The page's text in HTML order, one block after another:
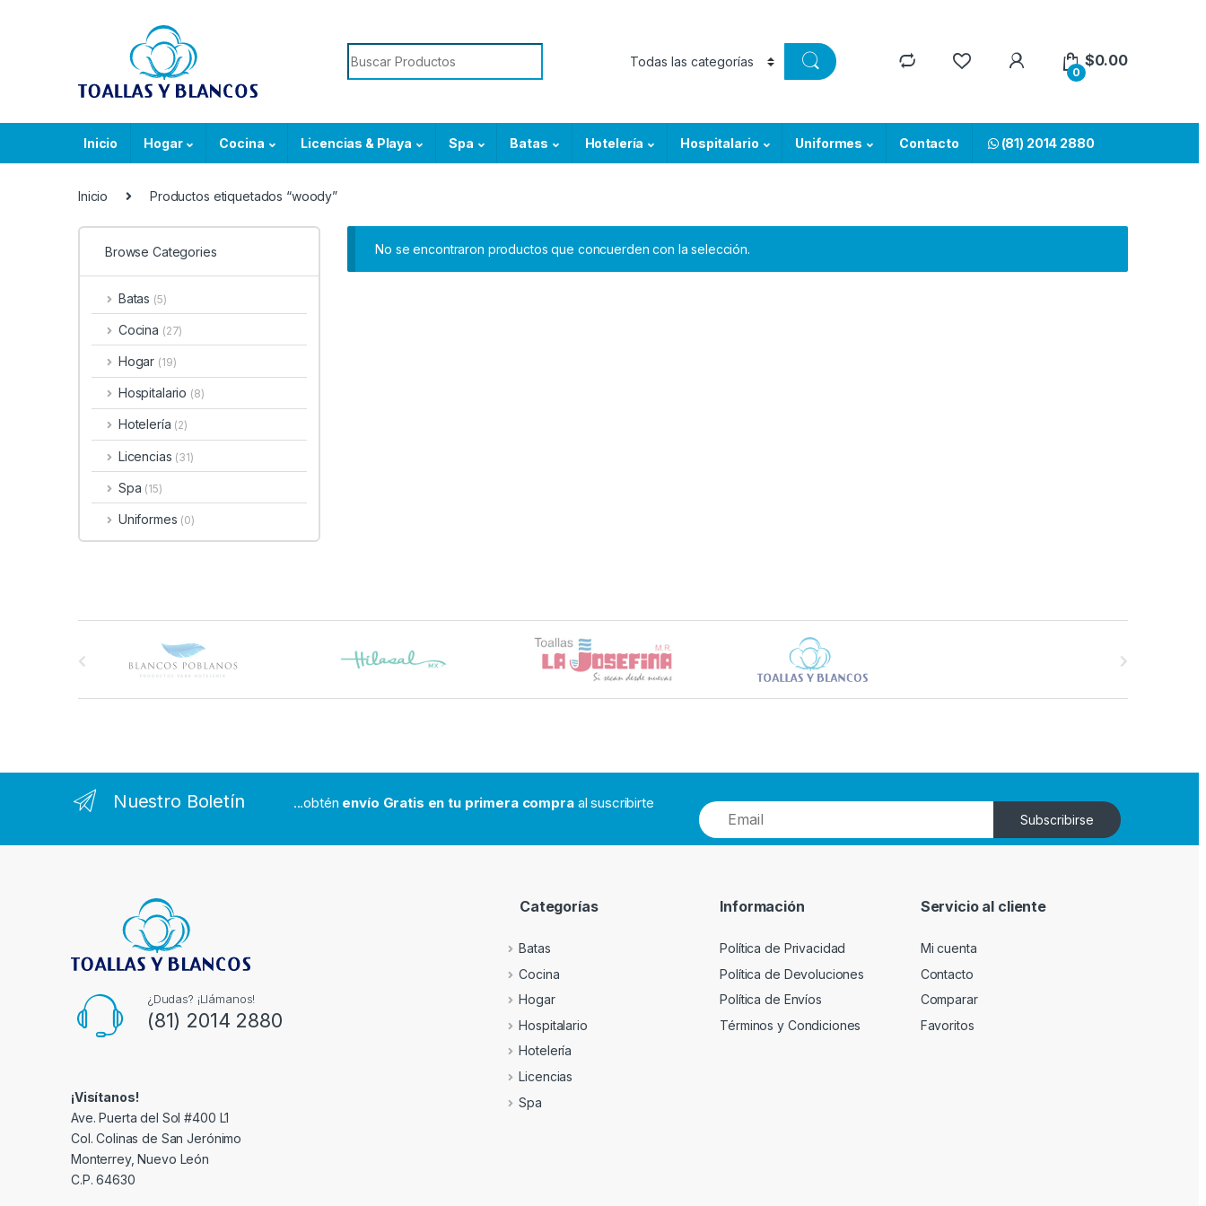
Search for:
0
$0.00
Inicio Hogar Cocina Licencias & Playa Spa Batas Hotelería Hospitalario Uniformes Contacto (81) 2014 2880
Inicio Productos etiquetados “woody”
No se encontraron productos que concuerden con la selección.
Browse Categories
Batas (5)
Cocina (27)
Hogar (19)
Hospitalario (8)
Hotelería (2)
Licencias (31)
Spa (15)
Uniformes (0)
d
C
Nuestro Boletín ...obtén envío Gratis en tu primera compraal suscribirte
Subscribirse
¿Dudas? ¡Llámanos!
(81) 2014 2880
¡Visítanos!
Ave. Puerta del Sol #400 L1
Col. Colinas de San Jerónimo
Monterrey, Nuevo León
C.P. 64630
Categorías
Batas
Cocina
Hogar
Hospitalario
Hotelería
Licencias
Spa
Información
Política de Privacidad
Política de Devoluciones
Política de Envíos
Términos y Condiciones
Servicio al cliente
Mi cuenta
Contacto
Comparar
Favoritos